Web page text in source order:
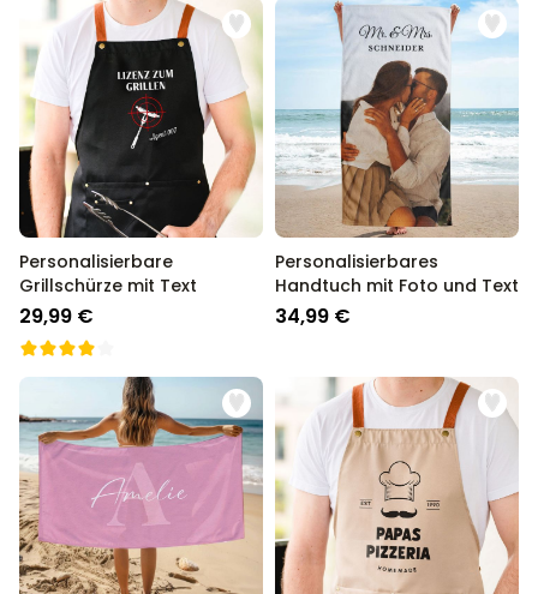
Personalisierbare
Grillschürze mit Text
29,99 €
Personalisierbares
Handtuch mit Foto und Text
34,99 €